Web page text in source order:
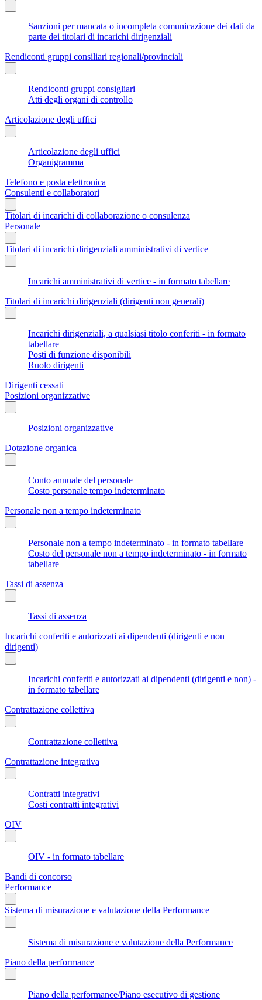
Sanzioni per mancata o incompleta comunicazione dei dati da
parte dei titolari di incarichi dirigenziali
Rendiconti gruppi consiliari regionali/provinciali
Rendiconti gruppi consigliari
Atti degli organi di controllo
Articolazione degli uffici
Articolazione degli uffici
Organigramma
Telefono e posta elettronica
Consulenti e collaboratori
Titolari di incarichi di collaborazione o consulenza
Personale
Titolari di incarichi dirigenziali amministrativi di vertice
Incarichi amministrativi di vertice - in formato tabellare
Titolari di incarichi dirigenziali (dirigenti non generali)
Incarichi dirigenziali, a qualsiasi titolo conferiti - in formato
tabellare
Posti di funzione disponibili
Ruolo dirigenti
Dirigenti cessati
Posizioni organizzative
Posizioni organizzative
Dotazione organica
Conto annuale del personale
Costo personale tempo indeterminato
Personale non a tempo indeterminato
Personale non a tempo indeterminato - in formato tabellare
Costo del personale non a tempo indeterminato - in formato
tabellare
Tassi di assenza
Tassi di assenza
Incarichi conferiti e autorizzati ai dipendenti (dirigenti e non
dirigenti)
Incarichi conferiti e autorizzati ai dipendenti (dirigenti e non) -
in formato tabellare
Contrattazione collettiva
Contrattazione collettiva
Contrattazione integrativa
Contratti integrativi
Costi contratti integrativi
OIV
OIV - in formato tabellare
Bandi di concorso
Performance
Sistema di misurazione e valutazione della Performance
Sistema di misurazione e valutazione della Performance
Piano della performance
Piano della performance/Piano esecutivo di gestione